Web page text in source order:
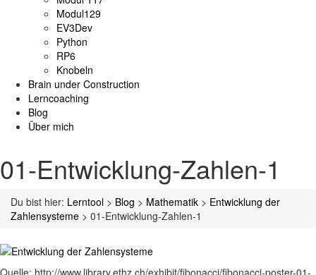
Modul129
EV3Dev
Python
RP6
Knobeln
Brain under Construction
Lerncoaching
Blog
Über mich
01-Entwicklung-Zahlen-1
Du bist hier: Lerntool > Blog > Mathematik > Entwicklung der
Zahlensysteme > 01-Entwicklung-Zahlen-1